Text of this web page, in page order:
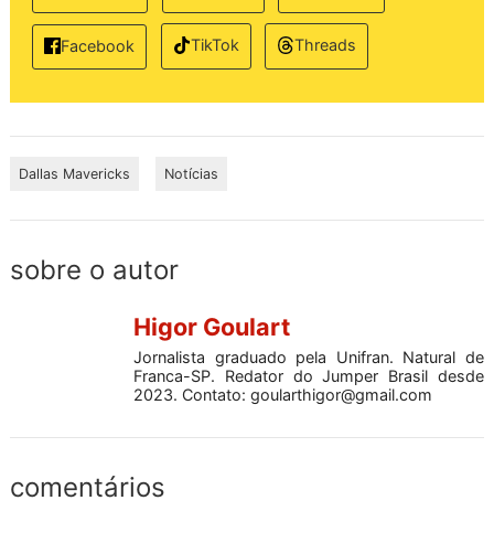
Facebook TikTok Threads
Dallas Mavericks Notícias
sobre o autor
Higor Goulart
Jornalista graduado pela Unifran. Natural de
Franca-SP. Redator do Jumper Brasil desde
2023. Contato: goularthigor@gmail.com
comentários